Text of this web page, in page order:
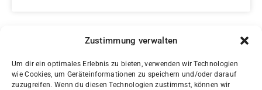
Zustimmung verwalten
Um dir ein optimales Erlebnis zu bieten, verwenden wir Technologien
wie Cookies, um Geräteinformationen zu speichern und/oder darauf
zuzugreifen. Wenn du diesen Technologien zustimmst, können wir